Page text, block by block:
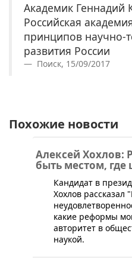
Академик
Российская
принципов научно-
развития России
Поиск, 15/09/2017
Похожие новости
Алексей Хохлов:
быть местом, где
​Кандидат в
Хохлов рассказал
какие реформы
авторитет в
наукой.